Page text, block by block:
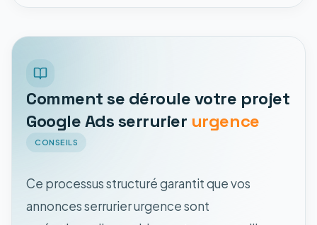
Comment se déroule votre projet
Google Ads serrurier urgence
CONSEILS
Ce processus structuré garantit que vos
annonces serrurier urgence sont